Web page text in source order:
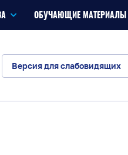
ОБУЧАЮЩИЕ МАТЕРИАЛЫ
Версия для слабовидящих